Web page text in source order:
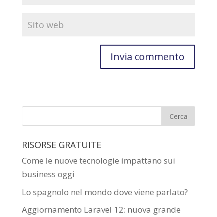
RISORSE GRATUITE
Come le nuove tecnologie impattano sui
business oggi
Lo spagnolo nel mondo dove viene parlato?
Aggiornamento Laravel 12: nuova grande